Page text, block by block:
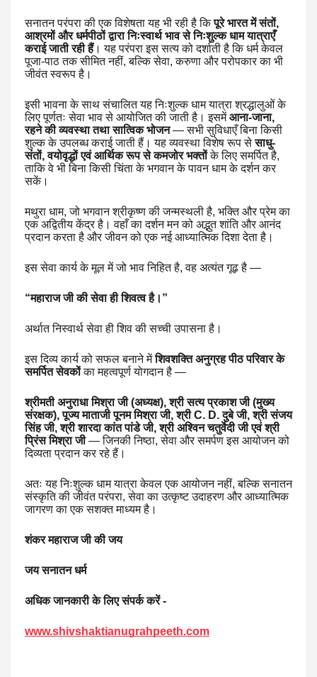
सनातन परंपरा की एक विशेषता यह भी रही है किपूरे भारत में संतों,
आश्रमों और धर्मपीठों द्वारा निःस्वार्थ भाव से निःशुल्क धाम यात्राएँ
कराई जाती रही हैं। यह परंपरा इस सत्य को दर्शाती है कि धर्म केवल
पूजा-पाठ तक सीमित नहीं, बल्कि सेवा, करुणा और परोपकार का भी
जीवंत स्वरूप है।
इसी भावना के साथ संचालित यह निःशुल्क धाम यात्रा श्रद्धालुओं के
लिए पूर्णतः सेवा भाव से आयोजित की जाती है। इसमेंआना-जाना,
रहने की व्यवस्था तथा सात्विक भोजन— सभी सुविधाएँ बिना किसी
शुल्क के उपलब्ध कराई जाती हैं। यह व्यवस्था विशेष रूप सेसाधु-
संतों, वयोवृद्धों एवं आर्थिक रूप से कमजोर भक्तोंके लिए समर्पित है,
ताकि वे भी बिना किसी चिंता के भगवान के पावन धाम के दर्शन कर
सकें।
मथुरा धाम, जो भगवान श्रीकृष्ण की जन्मस्थली है, भक्ति और प्रेम का
एक अद्वितीय केंद्र है। वहाँ का दर्शन मन को अद्भुत शांति और आनंद
प्रदान करता है और जीवन को एक नई आध्यात्मिक दिशा देता है।
इस सेवा कार्य के मूल में जो भाव निहित है, वह अत्यंत गूढ़ है —
“महाराज जी की सेवा ही शिवत्व है।”
अर्थात निस्वार्थ सेवा ही शिव की सच्ची उपासना है।
इस दिव्य कार्य को सफल बनाने मेंशिवशक्ति अनुग्रह पीठ परिवार के
समर्पित सेवकोंका महत्वपूर्ण योगदान है —
श्रीमती अनुराधा मिश्रा जी (अध्यक्ष), श्री सत्य प्रकाश जी (मुख्य
संरक्षक), पूज्य माताजी पूनम मिश्रा जी, श्री C. D. दुबे जी, श्री संजय
सिंह जी, श्री शारदा कांत पांडे जी, श्री अश्विन चतुर्वेदी जी एवं श्री
प्रिंस मिश्रा जी— जिनकी निष्ठा, सेवा और समर्पण इस आयोजन को
दिव्यता प्रदान कर रहे हैं।
अतः यह निःशुल्क धाम यात्रा केवल एक आयोजन नहीं, बल्कि सनातन
संस्कृति की जीवंत परंपरा, सेवा का उत्कृष्ट उदाहरण और आध्यात्मिक
जागरण का एक सशक्त माध्यम है।
शंकर महाराज जी की जय
जय सनातन धर्म
अधिक जानकारी के लिए संपर्क करें -
www.shivshaktianugrahpeeth.com